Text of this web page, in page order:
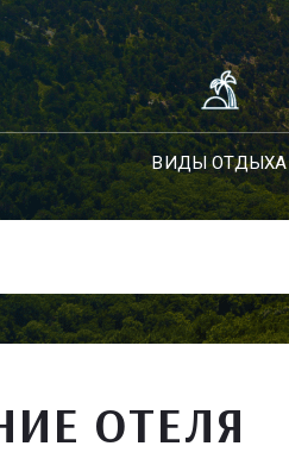
ВИДЫ ОТДЫХА
ОТЕЛЯ